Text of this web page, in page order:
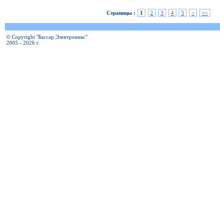
Страницы : 1 2 3 4 5 > >>
© Copyright "Бассар Электроникс"
2005 - 2026 г.